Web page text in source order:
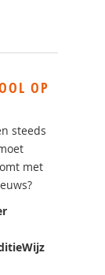
OP
steeds
met